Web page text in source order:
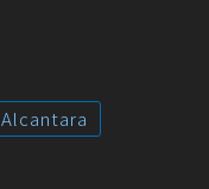
Alcantara